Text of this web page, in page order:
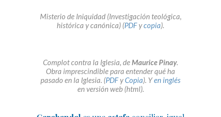
Misterio de Iniquidad (Investigación teológica,
histórica y canónica) (PDFycopia).
Complot contra la Iglesia, deMaurice Pinay.
Obra imprescindible para entender qué ha
pasado en la Iglesia. (PDFyCopia). Yen inglés
en versión web (html).